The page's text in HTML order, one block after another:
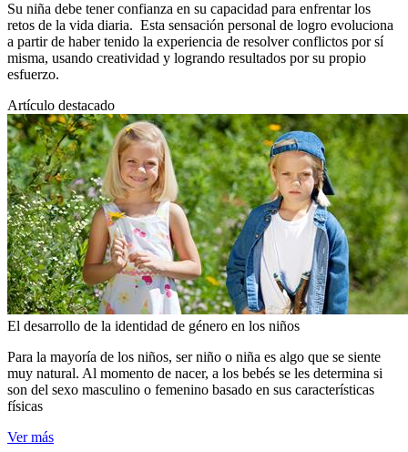
​Su niña debe tener confianza en su capacidad para enfrentar los
retos de la vida diaria. Esta sensación personal de logro evoluciona
a partir de haber tenido la experiencia de resolver conflictos por sí
misma, usando creatividad y logrando resultados por su propio
esfuerzo.
Artículo destacado
El desarrollo de la identidad de género en los niños
Para la mayoría de los niños, ser niño o niña es algo que se siente
muy natural. Al momento de nacer, a los bebés se les determina si
son del sexo masculino o femenino basado en sus características
físicas
Ver más